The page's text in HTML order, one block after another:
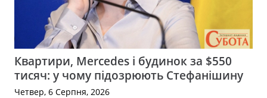
Квартири, Mercedes і будинок за $550
тисяч: у чому підозрюють Стефанішину
Четвер, 6 Серпня, 2026